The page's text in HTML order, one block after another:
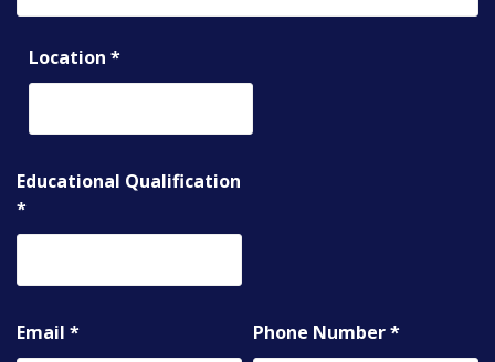
Location *
Educational Qualification
*
Email * Phone Number*